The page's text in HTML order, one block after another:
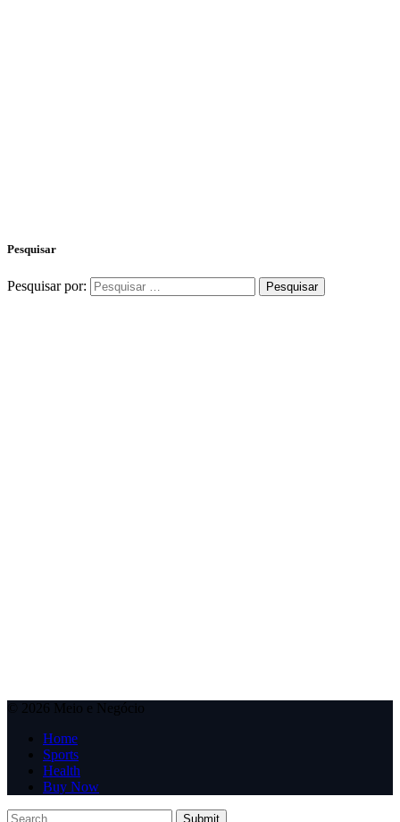
Pesquisar
Pesquisar por:
© 2026 Meio e Negócio
Home
Sports
Health
Buy Now
Submit